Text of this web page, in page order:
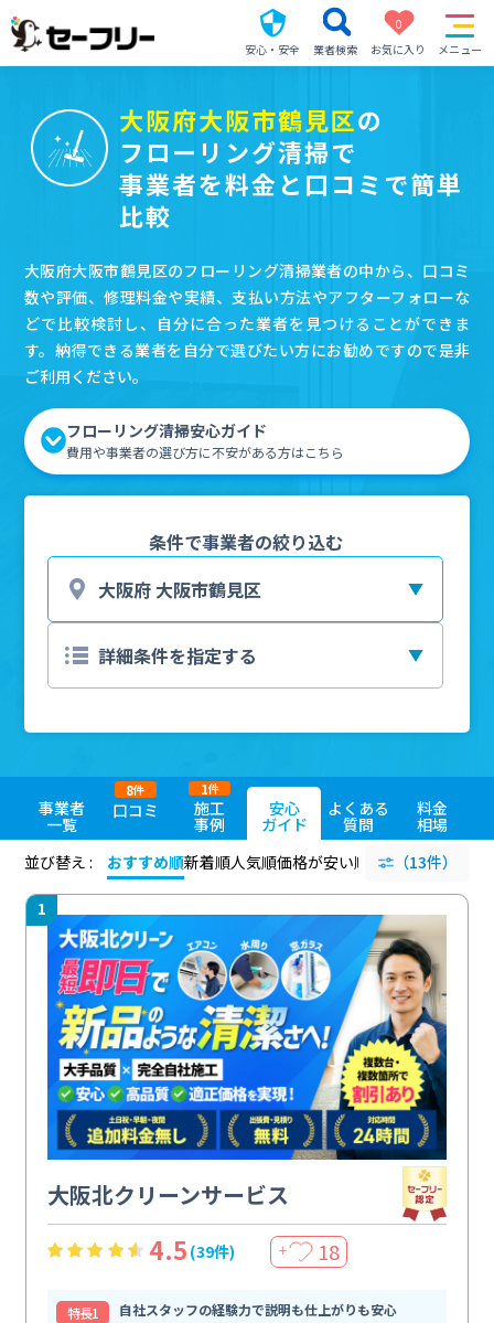
安心・安全 業者検索
0
お気に入り
メニュー
大阪府大阪市鶴見区の
フローリング清掃で
事業者を料金と口コミで簡単
比較
大阪府大阪市鶴見区のフローリング清掃業者の中から、口コミ
数や評価、修理料金や実績、支払い方法やアフターフォローな
どで比較検討し、自分に合った業者を見つけることができま
す。納得できる業者を自分で選びたい方にお勧めですので是非
ご利用ください。
フローリング清掃安心ガイド
費用や事業者の選び方に不安がある方はこちら
条件で事業者の絞り込む
事業者
一覧
口コミ
8件
施工
事例
1件
安心
ガイド
よくある
質問
料金
相場
並び替え :
おすすめ順新着順人気順価格が安い順 評価が高い順
（13件）
1
大阪北クリーンサービス
4.5 (39件) ＋ 18
特⻑1
自社スタッフの経験力で説明も仕上がりも安心